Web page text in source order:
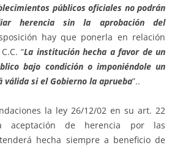
públicos oficiales no podrán
herencia sin la aprobación del
hay que ponerla en relación
“La institución hecha a favor de un
bajo condición o imponiéndole un
válida si el Gobierno la aprueba”..
la ley 26/12/02 en su art. 22
aceptación de herencia por las
hecha siempre a beneficio de